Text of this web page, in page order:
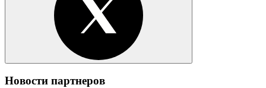
Новости партнеров